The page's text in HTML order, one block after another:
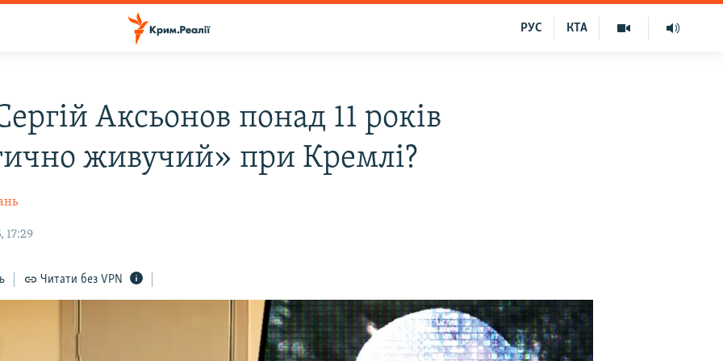
КТА
РУС
Аксьонов понад 11 років
живучий» при Кремлі?
17:29
Читати без VPN